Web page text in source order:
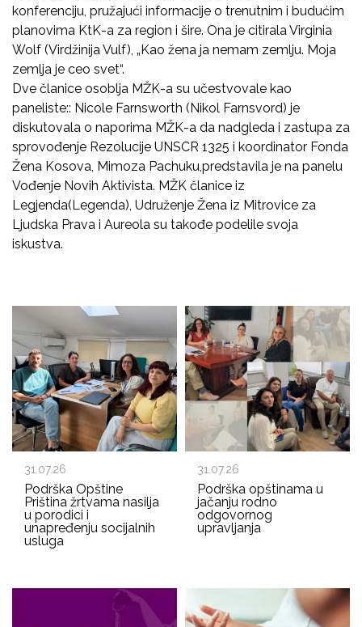
konferenciju, pružajući informacije o trenutnim i budućim
planovima KtK-a za region i šire. Ona je citirala Virginia
Wolf (Virdžinija Vulf), „Kao žena ja nemam zemlju. Moja
zemlja je ceo svet“.
Dve članice osoblja MŽK-a su učestvovale kao
paneliste:: Nicole Farnsworth (Nikol Farnsvord) je
diskutovala o naporima MŽK-a da nadgleda i zastupa za
sprovođenje Rezolucije UNSCR 1325 i koordinator Fonda
Žena Kosova, Mimoza Pachuku,predstavila je na panelu
Vođenje Novih Aktivista. MŽK članice iz
Legjenda(Legenda), Udruženje Žena iz Mitrovice za
Ljudska Prava i Aureola su takođe podelile svoja
iskustva.
31.07.26
Podrška Opštine
Priština žrtvama nasilja
u porodici i
unapređenju socijalnih
usluga
31.07.26
Podrška opštinama u
jačanju rodno
odgovornog
upravljanja